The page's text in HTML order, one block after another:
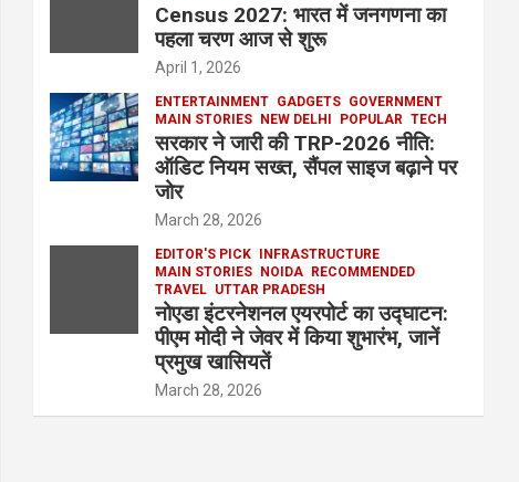
Census 2027: भारत में जनगणना का
पहला चरण आज से शुरू
April 1, 2026
ENTERTAINMENT GADGETS GOVERNMENT
MAIN STORIES NEW DELHI POPULAR TECH
सरकार ने जारी की TRP-2026 नीति:
ऑडिट नियम सख्त, सैंपल साइज बढ़ाने पर
जोर
March 28, 2026
EDITOR'S PICK INFRASTRUCTURE
MAIN STORIES NOIDA RECOMMENDED
TRAVEL UTTAR PRADESH
नोएडा इंटरनेशनल एयरपोर्ट का उद्घाटन:
पीएम मोदी ने जेवर में किया शुभारंभ, जानें
प्रमुख खासियतें
March 28, 2026